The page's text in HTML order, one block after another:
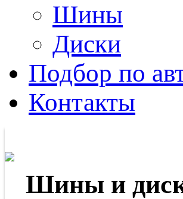
Шины
Диски
Подбор по
Контакты
Шины и